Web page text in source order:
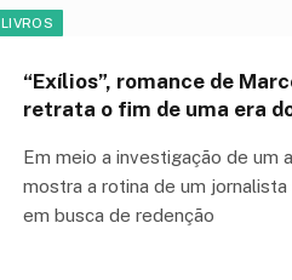
LIVROS
“Exílios”, romance de
retrata o fim de uma era
Em meio a investigação de um
mostra a rotina de um jornalista
em busca de redenção